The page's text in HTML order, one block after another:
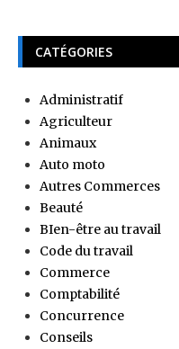
CATÉGORIES
Administratif
Agriculteur
Animaux
Auto moto
Autres Commerces
Beauté
BIen-être au travail
Code du travail
Commerce
Comptabilité
Concurrence
Conseils